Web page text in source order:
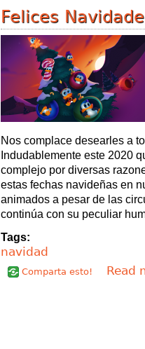
Felices
Nos complace desearles a
Indudablemente este 2020
complejo por diversas
estas fechas navideñas en
animados a pesar de las
continúa con su peculiar
Tags:
navidad
Comparta esto! Read